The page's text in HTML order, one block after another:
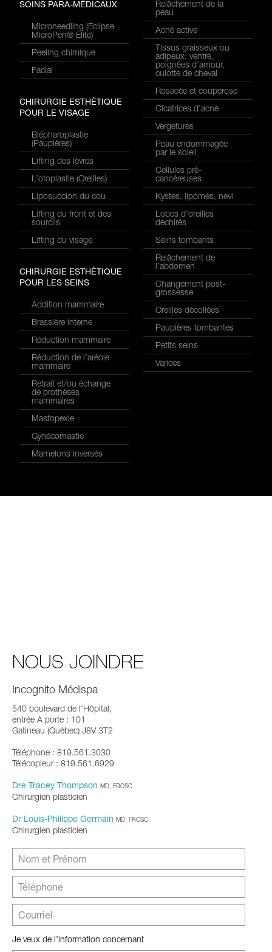
SOINS PARA-MÉDICAUX
Microneedling (Eclipse
MicroPen® Elite)
Peeling chimique
Facial
CHIRURGIE ESTHÉTIQUE
POUR LE VISAGE
Blépharoplastie
(Paupières)
Lifting des lèvres
L’otoplastie (Oreilles)
Liposuccion du cou
Lifting du front et des
sourcils
Lifting du visage
CHIRURGIE ESTHÉTIQUE
POUR LES SEINS
Addition mammaire
Brassière interne
Réduction mammaire
Réduction de l’aréole
mammaire
Retrait et/ou échange
de prothèses
mammaires
Mastopexie
Gynécomastie
Mamelons inversés
Relâchement de la
peau
Acné active
Tissus graisseux ou
adipeux: ventre,
poignées d’amour,
culotte de cheval
Rosacée et couperose
Cicatrices d’acné
Vergetures
Peau endommagée
par le soleil
Cellules pré-
cancéreuses
Kystes, lipomes, nevi
Lobes d’oreilles
déchirés
Seins tombants
Relâchement de
l’abdomen
Changement post-
grossesse
Oreilles décollées
Paupières tombantes
Petits seins
Varices
NOUS JOINDRE
Incognito Médispa
540 boulevard de l’Hôpital,
entrée A porte : 101
Gatineau (Québec) J8V 3T2
Téléphone : 819.561.3030
Télécopieur : 819.561.6929
Dre Tracey Thompson MD, FRCSC
Chirurgien plasticien
Dr Louis-Philippe Germain MD, FRCSC
Chirurgien plasticien
Je veux de l’information concernant